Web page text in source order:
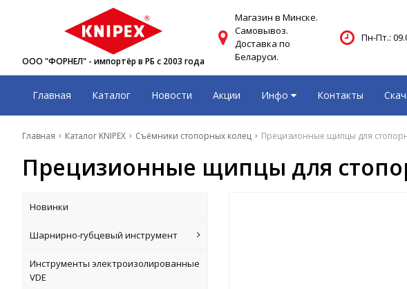
ООО "ФОРНЕЛ" - импортёр в РБ с 2003 года
Магазин в Минске.
Самовывоз.
Доставка по
Беларуси.
Пн-Пт.:
Главная Каталог Новости Акции Инфо Контакты
Главная Каталог KNIPEX Съёмники стопорных колец Прецизионные щипцы для
Прецизионные щипцы для
Новинки
Шарнирно-губцевый инструмент
Инструменты электроизолированные
VDE